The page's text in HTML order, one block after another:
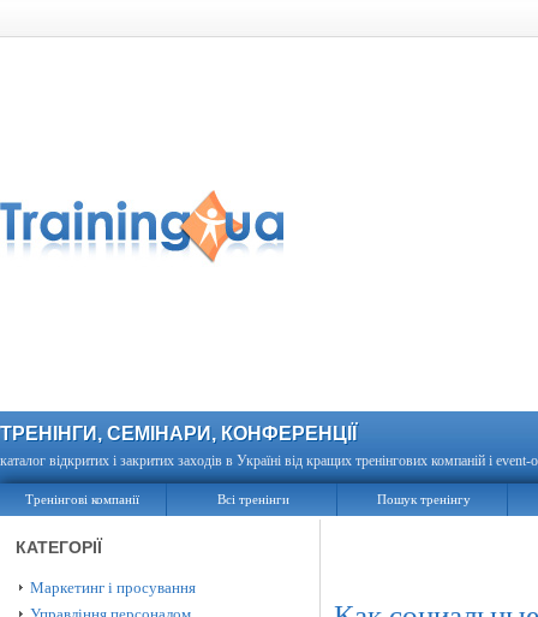
ТРЕНІНГИ, СЕМІНАРИ, КОНФЕРЕНЦІЇ
каталог відкритих і закритих заходів в Україні від кращих тренінгових компаній і event-
Тренінгові компанії Всі тренінги Пошук тренінгу
КАТЕГОРІЇ
Маркетинг і просування